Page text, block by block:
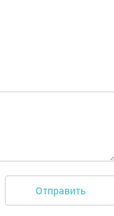
Отправить